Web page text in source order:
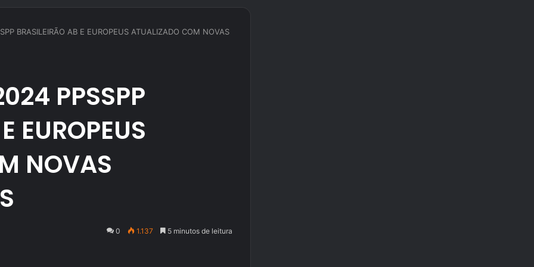
BRASILEIRÃO AB E EUROPEUS ATUALIZADO COM NOVAS
PPSSPP
EUROPEUS
NOVAS
0 1.137 5 minutos de leitura